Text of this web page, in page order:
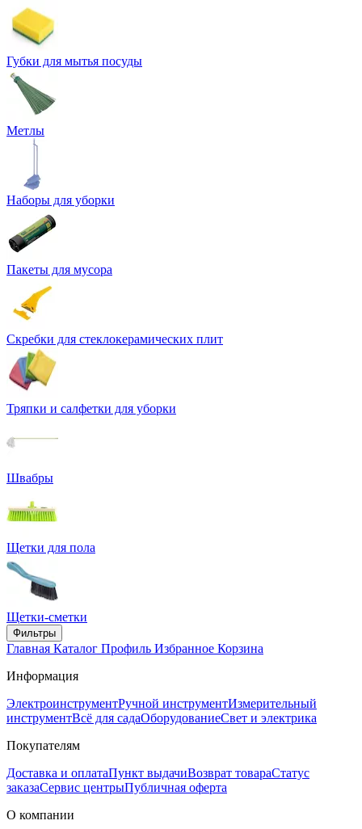
Губки для мытья посуды
Метлы
Наборы для уборки
Пакеты для мусора
Скребки для стеклокерамических плит
Тряпки и салфетки для уборки
Швабры
Щетки для пола
Щетки-сметки
Фильтры
Главная Каталог Профиль Избранное Корзина
Информация
ЭлектроинструментРучной инструментИзмерительный
инструментВсё для садаОборудованиеСвет и электрика
Покупателям
Доставка и оплатаПункт выдачиВозврат товараСтатус
заказаСервис центрыПубличная оферта
О компании